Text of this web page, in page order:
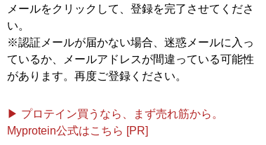
メールをクリックして、登録を完了させてくださ
い。
※認証メールが届かない場合、迷惑メールに入っ
ているか、メールアドレスが間違っている可能性
があります。再度ご登録ください。
▶ プロテイン買うなら、まず売れ筋から。
Myprotein公式はこちら [PR]